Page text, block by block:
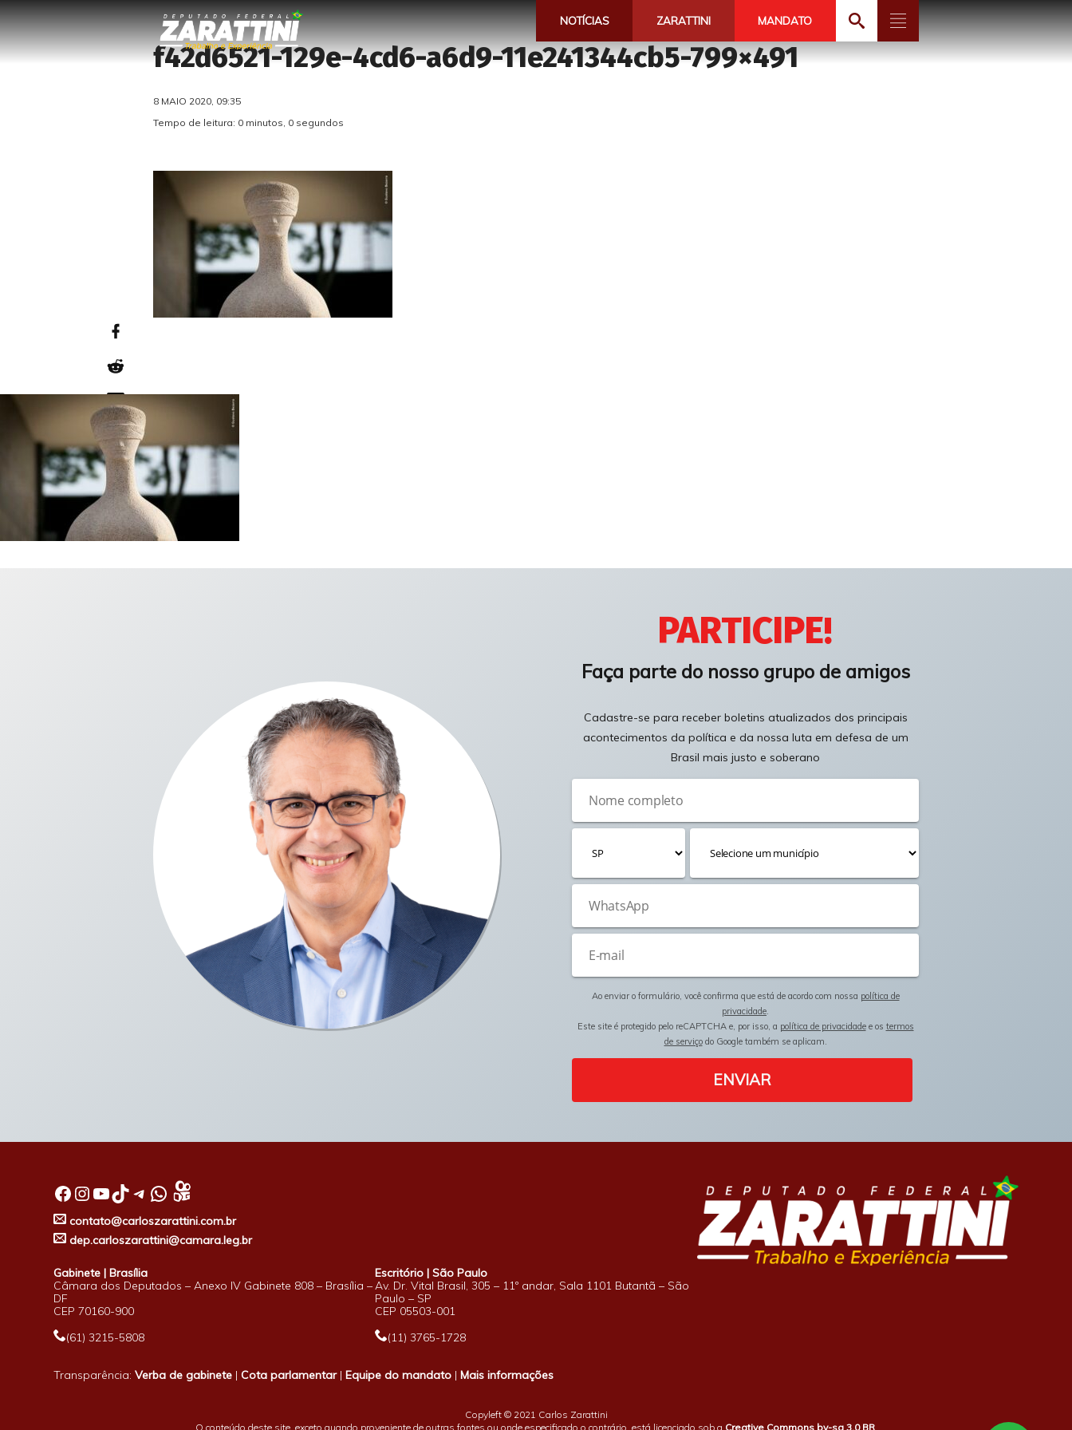
NOTÍCIAS ZARATTINI MANDATO
f42d6521-129e-4cd6-a6d9-11e241344cb5-799×491
8 MAIO 2020, 09:35
Tempo de leitura: 0 minutos, 0 segundos
PARTICIPE!
Faça parte do nosso grupo de amigos
Cadastre-se para receber boletins atualizados dos principais
acontecimentos da política e da nossa luta em defesa de um
Brasil mais justo e soberano
Ao enviar o formulário, você confirma que está de acordo com nossa política de
privacidade
Este site é protegido pelo reCAPTCHA e, por isso, a política de privacidadee os termos
de serviçodo Google também se aplicam.
ENVIAR
Facebook InstagramYoutube TikTok Telegram WhatsApp
contato@carloszarattini.com.br
dep.carloszarattini@camara.leg.br
Gabinete | Brasília
Câmara dos Deputados – Anexo IV Gabinete 808 – Brasília –
DF
CEP 70160-900
(61) 3215-5808
Escritório | São Paulo
Av. Dr. Vital Brasil, 305 – 11º andar, Sala 1101 Butantã – São
Paulo – SP
CEP 05503-001
(11) 3765-1728
Transparência:Verba de gabinete |Cota parlamentar|Equipe do mandato |Mais informações
Copyleft © 2021 Carlos Zarattini
O conteúdo deste site, exceto quando proveniente de outras fontes ou onde especificado o contrário, está licenciado sob a Creative Commons by-sa 3.0 BR.